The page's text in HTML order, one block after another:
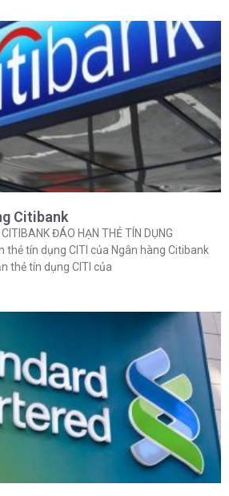
Citibank
ĐÁO HẠN THẺ TÍN DỤNG
thẻ tín dụng CITI của Ngân hàng Citibank
thẻ tín dụng CITI của